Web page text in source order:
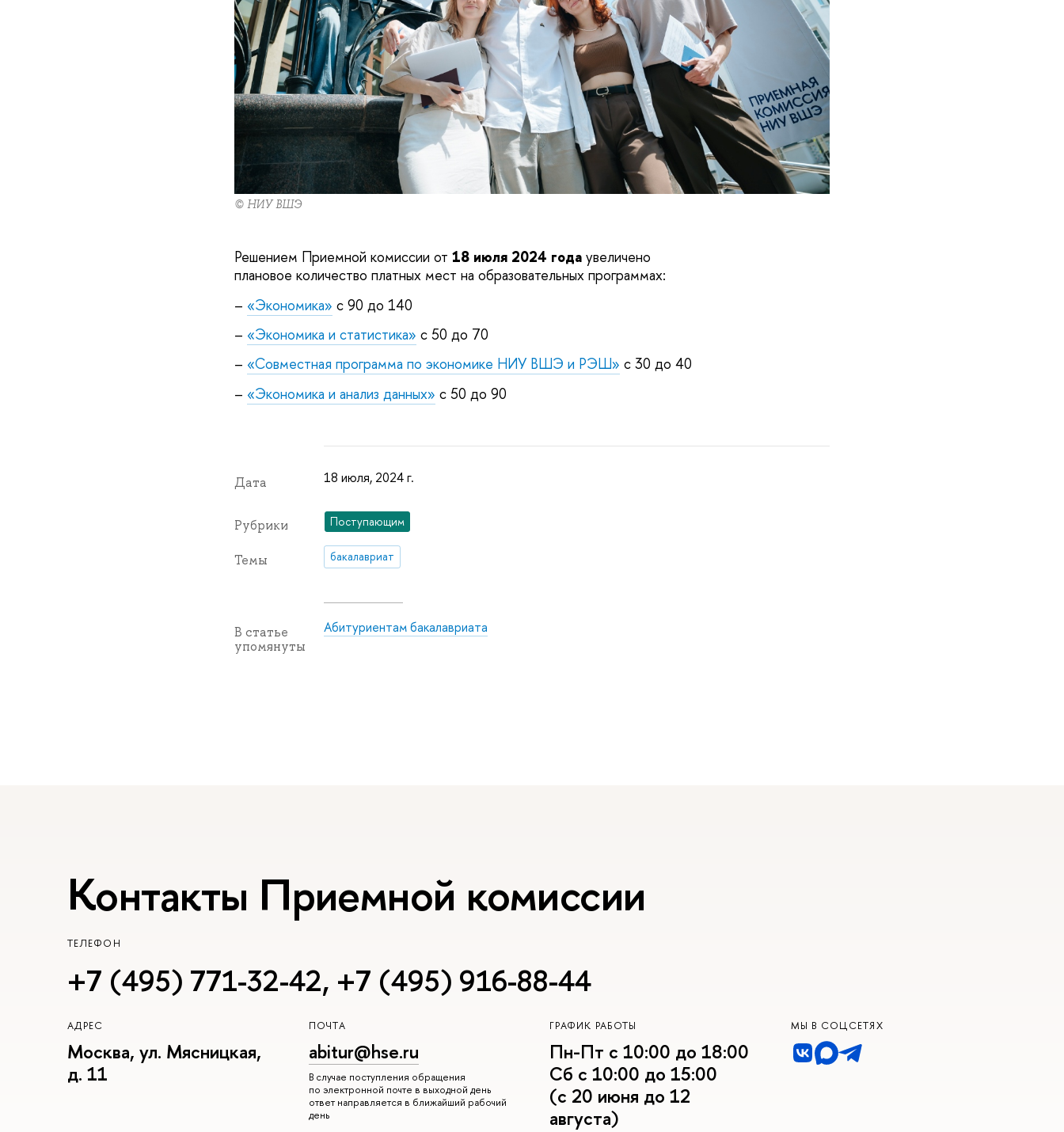
© НИУ ВШЭ
Решением Приемной комиссии от 18 июля 2024 годаувеличено
плановое количество платных мест на образовательных программах:
– «Экономика» с 90 до 140
– «Экономика и статистика» с 50 до 70
– «Совместная программа по экономике НИУ ВШЭ и РЭШ» с 30 до 40
– «Экономика и анализ данных» с 50 до 90
Дата 18 июля, 2024 г.
Рубрики Поступающим
Темы бакалавриат
В статье
упомянуты
Абитуриентам бакалавриата
Контакты Приемной комиссии
ТЕЛЕФОН
+7 (495) 771-32-42, +7 (495) 916-88-44
АДРЕС
Москва, ул. Мясницкая,
д. 11
ПОЧТА
abitur@hse.ru
В случае поступления обращения
по электронной почте в выходной день
ответ направляется в ближайший рабочий
день
ГРАФИК РАБОТЫ
Пн-Пт с 10:00 до 18:00
Сб с 10:00 до 15:00
(с 20 июня до 12
августа)
МЫ В СОЦСЕТЯХ